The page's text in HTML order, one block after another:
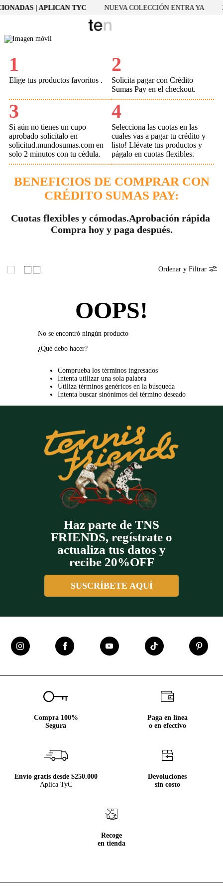
| APLICAN TYC NUEVA COLECCIÓN ENTRA YA
1
Elige tus productos favoritos .
2
Solicita pagar con Crédito
Sumas Pay en el checkout.
3
Si aún no tienes un cupo
aprobado solicítalo en
solicitud.mundosumas.com en
solo 2 minutos con tu cédula.
4
Selecciona las cuotas en las
cuales vas a pagar tu crédito y
listo! Llévate tus productos y
págalo en cuotas flexibles.
BENEFICIOS DE COMPRAR CON
CRÉDITO SUMAS PAY:
Cuotas flexibles y cómodas.Aprobación rápida
Compra hoy y paga después.
Ordenar y Filtrar
OOPS!
No se encontró ningún producto
¿Qué debo hacer?
Comprueba los términos ingresados
Intenta utilizar una sola palabra
Utiliza términos genéricos en la búsqueda
Intenta buscar sinónimos del término deseado
Haz parte de TNS
FRIENDS, regístrate o
actualiza tus datos y
recibe 20%OFF
SUSCRÍBETE AQUÍ
Compra 100%
Segura
Paga en línea
o en efectivo
Envío gratis desde $250.000
Aplica TyC
Devoluciones
sin costo
Recoge
en tienda